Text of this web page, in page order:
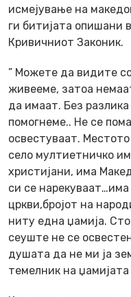
исмејување на
ги битијата опишани
Кривичниот Законик.
” Можете да видите
живееме, затоа
да имаат. Без
помогнеме.. Не се
освестуваат. Местото
село мултиетничко
христијани, има
си се
цркви,бројот на
ниту една џамија.
сеуште не се
душата да не ми ја
темелник на џамијата